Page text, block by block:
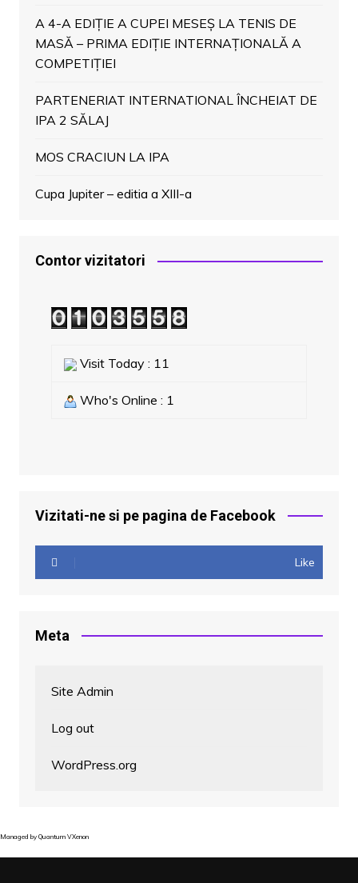
A 4-A EDIȚIE A CUPEI MESEȘ LA TENIS DE
MASĂ – PRIMA EDIȚIE INTERNAȚIONALĂ A
COMPETIȚIEI
PARTENERIAT INTERNATIONAL ÎNCHEIAT DE
IPA 2 SĂLAJ
MOS CRACIUN LA IPA
Cupa Jupiter – editia a XIII-a
Contor vizitatori
Visit Today : 11
Who's Online : 1
Vizitati-ne si pe pagina de Facebook
Like
Meta
Site Admin
Log out
WordPress.org
Managed by Quantum VXenon